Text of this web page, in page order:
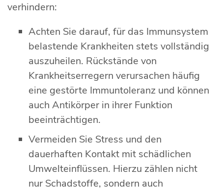
verhindern:
Achten Sie darauf, für das Immunsystem
belastende Krankheiten stets vollständig
auszuheilen. Rückstände von
Krankheitserregern verursachen häufig
eine gestörte Immuntoleranz und können
auch Antikörper in ihrer Funktion
beeinträchtigen.
Vermeiden Sie Stress und den
dauerhaften Kontakt mit schädlichen
Umwelteinflüssen. Hierzu zählen nicht
nur Schadstoffe, sondern auch